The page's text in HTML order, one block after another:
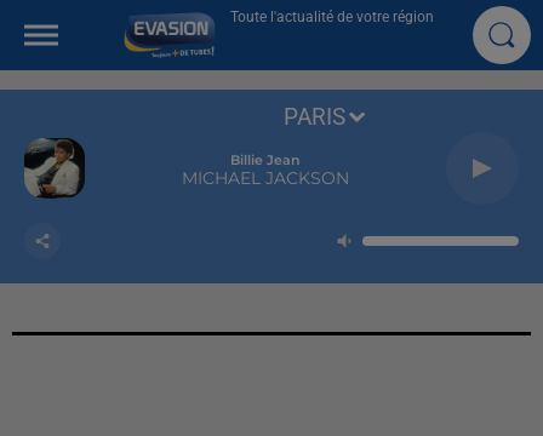
Toute l'actualité de votre région
Billie Jean
MICHAEL JACKSON
PARIS